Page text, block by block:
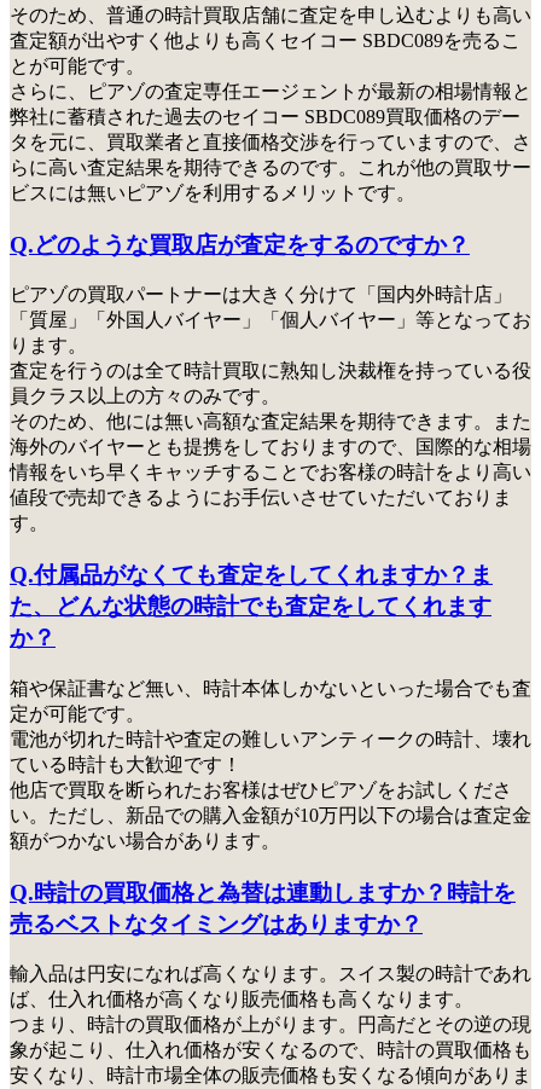
そのため、普通の時計買取店舗に査定を申し込むよりも高い
査定額が出やすく他よりも高くセイコー SBDC089を売るこ
とが可能です。
さらに、ピアゾの査定専任エージェントが最新の相場情報と
弊社に蓄積された過去のセイコー SBDC089買取価格のデー
タを元に、買取業者と直接価格交渉を行っていますので、さ
らに高い査定結果を期待できるのです。これが他の買取サー
ビスには無いピアゾを利用するメリットです。
Q.どのような買取店が査定をするのですか？
ピアゾの買取パートナーは大きく分けて「国内外時計店」
「質屋」「外国人バイヤー」「個人バイヤー」等となってお
ります。
査定を行うのは全て時計買取に熟知し決裁権を持っている役
員クラス以上の方々のみです。
そのため、他には無い高額な査定結果を期待できます。また
海外のバイヤーとも提携をしておりますので、国際的な相場
情報をいち早くキャッチすることでお客様の時計をより高い
値段で売却できるようにお手伝いさせていただいておりま
す。
Q.付属品がなくても査定をしてくれますか？ま
た、どんな状態の時計でも査定をしてくれます
か？
箱や保証書など無い、時計本体しかないといった場合でも査
定が可能です。
電池が切れた時計や査定の難しいアンティークの時計、壊れ
ている時計も大歓迎です！
他店で買取を断られたお客様はぜひピアゾをお試しくださ
い。ただし、新品での購入金額が10万円以下の場合は査定金
額がつかない場合があります。
Q.時計の買取価格と為替は連動しますか？時計を
売るベストなタイミングはありますか？
輸入品は円安になれば高くなります。スイス製の時計であれ
ば、仕入れ価格が高くなり販売価格も高くなります。
つまり、時計の買取価格が上がります。円高だとその逆の現
象が起こり、仕入れ価格が安くなるので、時計の買取価格も
安くなり、時計市場全体の販売価格も安くなる傾向がありま